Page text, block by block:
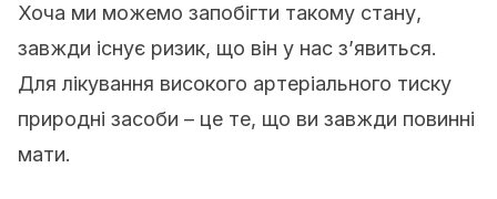
Хоча ми можемо запобігти такому стану,
завжди існує ризик, що він у нас з’явиться.
Для лікування високого артеріального тиску
природні засоби – це те, що ви завжди повинні
мати.